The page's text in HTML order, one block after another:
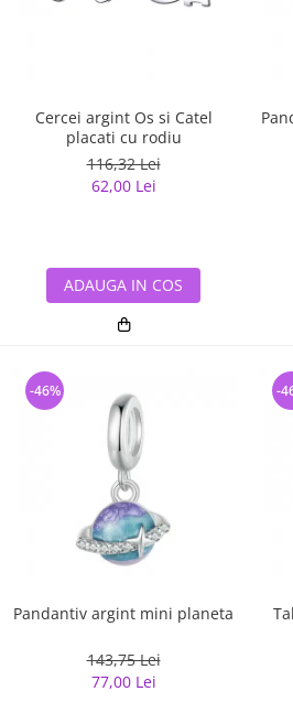
Cercei argint Os si Catel
placati cu rodiu
116,32 Lei
62,00 Lei
ADAUGA IN COS
Pandantiv argint mini planeta
143,75 Lei
77,00 Lei
-46% -